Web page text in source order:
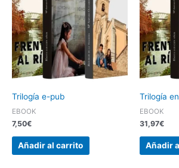
Trilogía e-pub
EBOOK
7,50€
Añadir al carrito
Trilogía
EBOOK
31,97€
Añadir